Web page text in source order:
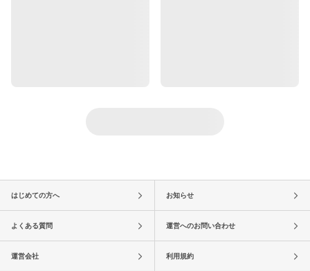
はじめての方へ お知らせ
よくある質問 運営へのお問い合わせ
運営会社 利用規約